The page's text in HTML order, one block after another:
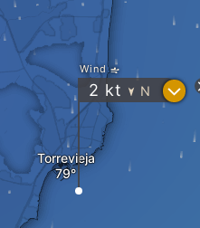
Torrevieja
Wind
2 kt " N ?